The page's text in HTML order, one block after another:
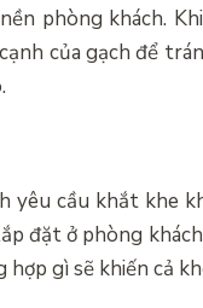
phòng khách.
của gạch để
yêu cầu khắt khe
đặt ở phòng
gì sẽ khiến cả